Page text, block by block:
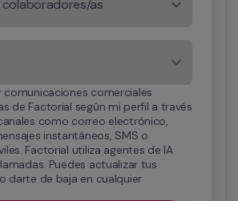
colaboradores/as
comunicaciones comerciales
de Factorial según mi perfil a través
como correo electrónico,
instantáneos, SMS o
Factorial utiliza agentes de IA
Puedes actualizar tus
darte de baja en cualquier